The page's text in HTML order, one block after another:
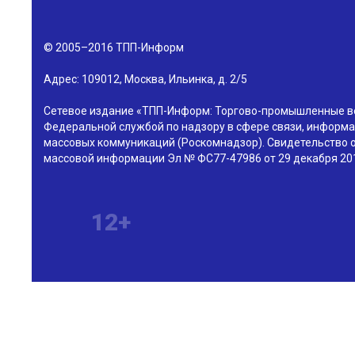
© 2005–2016 ТПП-Информ
Адрес: 109012, Москва, Ильинка, д. 2/5
Сетевое издание «ТПП-Информ: Торгово-промышленные
Федеральной службой по надзору в сфере связи,
массовых коммуникаций (Роскомнадзор). Свидетельство
массовой информации Эл № ФС77-47986 от 29 декабря
12+